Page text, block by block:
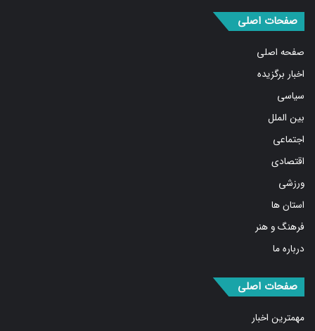
صفحات اصلی
صفحه اصلی
اخبار برگزیده
سیاسی
بین الملل
اجتماعی
اقتصادی
ورزشی
استان ها
فرهنگ و هنر
درباره ما
صفحات اصلی
مهمترین اخبار